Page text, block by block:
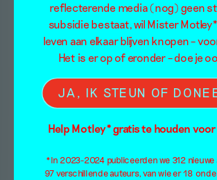
reflecterende media (nog) geen
subsidie bestaat, wil Mister
leven aan elkaar blijven knopen –
Het is er op of eronder – doe je
JA, IK STEUN OF
Help Motley* gratis te houden
*In 2023-2024 publiceerden we 312 nieuwe
97 verschillende auteurs, van wie er 18